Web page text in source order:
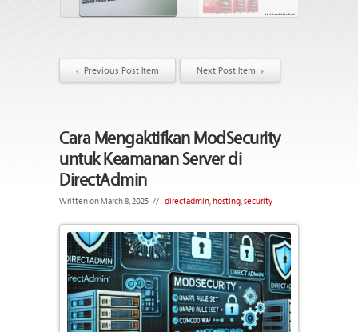
Previous Post Item Next Post Item
Cara Mengaktifkan ModSecurity
untuk Keamanan Server di
DirectAdmin
Written on March 8, 2025 // directadmin,hosting,security